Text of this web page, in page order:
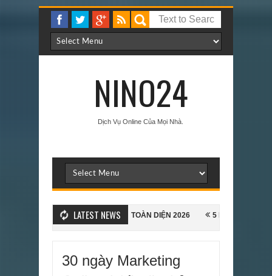
NINO24
Dịch Vụ Online Của Mọi Nhà.
LATEST NEWS
DẪN TRIỂN KHAI TOÀN DIỆN 2026 5 Prompt Giúp Bạn Research
30 ngày Marketing